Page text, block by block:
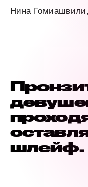
Нина
шлейф.